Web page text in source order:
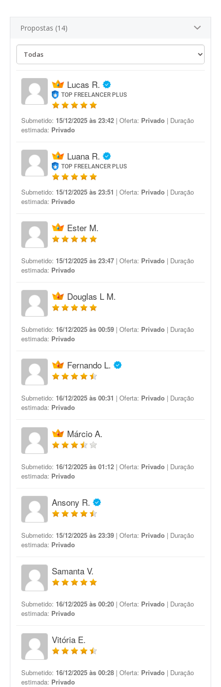
Propostas (14)
Lucas R.
TOP FREELANCER PLUS
Submetido: 15/12/2025 às 23:42 | Oferta: Privado | Duração
estimada: Privado
Luana R.
TOP FREELANCER PLUS
Submetido: 15/12/2025 às 23:51 | Oferta: Privado | Duração
estimada: Privado
Ester M.
Submetido: 15/12/2025 às 23:47 | Oferta: Privado | Duração
estimada: Privado
Douglas L M.
Submetido: 16/12/2025 às 00:59 | Oferta: Privado | Duração
estimada: Privado
Fernando L.
Submetido: 16/12/2025 às 00:31 | Oferta: Privado | Duração
estimada: Privado
Márcio A.
Submetido: 16/12/2025 às 01:12 | Oferta: Privado | Duração
estimada: Privado
Ansony R.
Submetido: 15/12/2025 às 23:39 | Oferta: Privado | Duração
estimada: Privado
Samanta V.
Submetido: 16/12/2025 às 00:20 | Oferta: Privado | Duração
estimada: Privado
Vitória E.
Submetido: 16/12/2025 às 00:28 | Oferta: Privado | Duração
estimada: Privado